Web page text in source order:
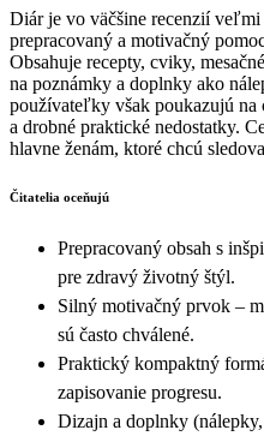
Diár je vo väčšine recenzií
prepracovaný a motivačný
Obsahuje recepty, cviky,
na poznámky a doplnky ako
používateľky však poukazujú na
a drobné praktické nedostatky.
hlavne ženám, ktoré chcú
Čitatelia oceňujú
Prepracovaný obsah s
pre zdravý životný štýl.
Silný motivačný prvok –
sú často chválené.
Praktický kompaktný
zapisovanie progresu.
Dizajn a doplnky